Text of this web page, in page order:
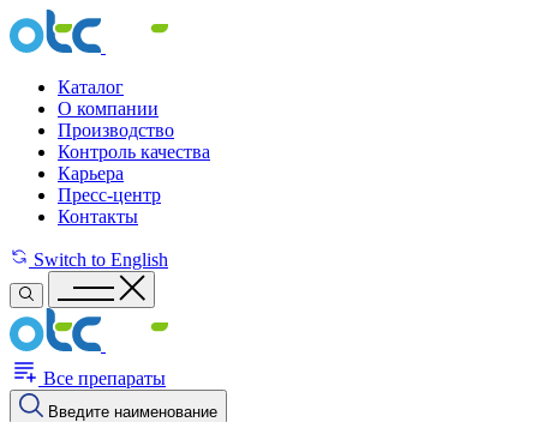
Каталог
О компании
Производство
Контроль качества
Карьера
Пресс-центр
Контакты
Switch to English
Все препараты
Введите наименование